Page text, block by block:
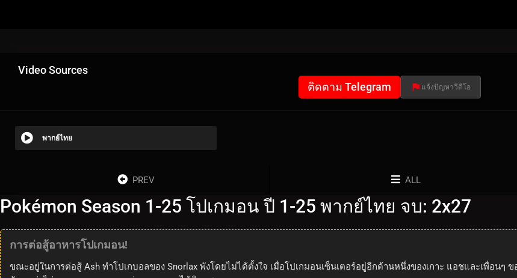
Video Sources
ติดตาม Telegram แจ้งปัญหาวีดีโอ
พากย์ไทย
PREV ALL
Pokémon Season 1-25 โปเกมอน ปี 1-25 พากย์ไทย จบ: 2x27
การต่อสู้อาหารโปเกมอน!
ขณะอยู่ในการต่อสู้ Ash ทำโปเกบอลของ Snorlax พังโดยไม่ได้ตั้งใจ เมื่อโปเกมอนเซ็นเตอร์อยู่อีกด้านหนึ่งของเกาะ แอชและเพื่อน